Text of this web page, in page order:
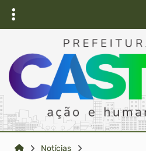
Notícias